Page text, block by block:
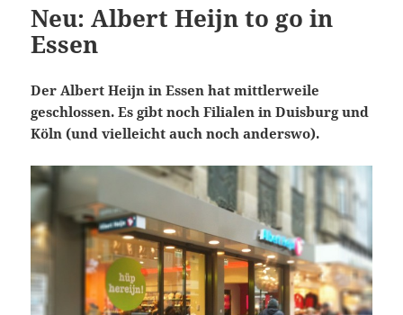
Neu: Albert Heijn to go in
Essen
Der Albert Heijn in Essen hat mittlerweile
geschlossen. Es gibt noch Filialen in Duisburg und
Köln (und vielleicht auch noch anderswo).